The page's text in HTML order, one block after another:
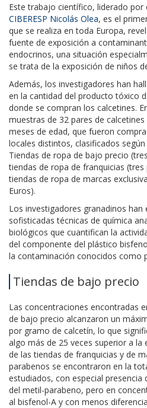
Este trabajo científico, liderado por
CIBERESP Nicolás Olea, es el
que se realiza en toda Europa,
fuente de exposición a
endocrinos, una situación
se trata de la exposición de niños
Además, los investigadores han
en la cantidad del producto tóxico
donde se compran los calcetines.
muestras de 32 pares de
meses de edad, que fueron
locales distintos, clasificados
Tiendas de ropa de bajo precio
tiendas de ropa de franquicias (tres
tiendas de ropa de marcas
Euros).
Los investigadores granadinos
sofisticadas técnicas de química
biológicos que cuantifican la
del componente del plástico
la contaminación conocidos como
Tiendas de bajo precio
Las concentraciones encontradas
de bajo precio alcanzaron un
por gramo de calcetín, lo que
algo más de 25 veces superior a la
de las tiendas de franquicias y de
parabenos se encontraron en la
estudiados, con especial presencia
del metil-parabeno, pero en
al bisfenol-A y con menos